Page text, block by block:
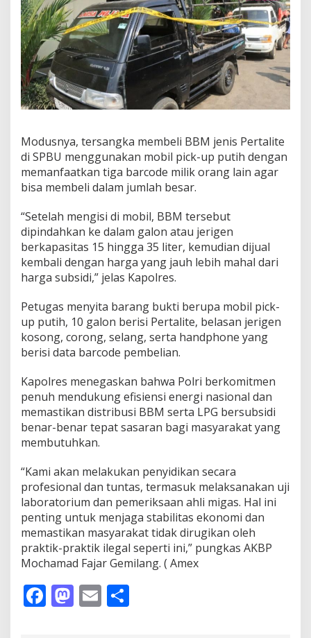
Modusnya, tersangka membeli BBM jenis Pertalite
di SPBU menggunakan mobil pick-up putih dengan
memanfaatkan tiga barcode milik orang lain agar
bisa membeli dalam jumlah besar.
“Setelah mengisi di mobil, BBM tersebut
dipindahkan ke dalam galon atau jerigen
berkapasitas 15 hingga 35 liter, kemudian dijual
kembali dengan harga yang jauh lebih mahal dari
harga subsidi,” jelas Kapolres.
Petugas menyita barang bukti berupa mobil pick-
up putih, 10 galon berisi Pertalite, belasan jerigen
kosong, corong, selang, serta handphone yang
berisi data barcode pembelian.
Kapolres menegaskan bahwa Polri berkomitmen
penuh mendukung efisiensi energi nasional dan
memastikan distribusi BBM serta LPG bersubsidi
benar-benar tepat sasaran bagi masyarakat yang
membutuhkan.
“Kami akan melakukan penyidikan secara
profesional dan tuntas, termasuk melaksanakan uji
laboratorium dan pemeriksaan ahli migas. Hal ini
penting untuk menjaga stabilitas ekonomi dan
memastikan masyarakat tidak dirugikan oleh
praktik-praktik ilegal seperti ini,” pungkas AKBP
Mochamad Fajar Gemilang. ( Amex
F M E